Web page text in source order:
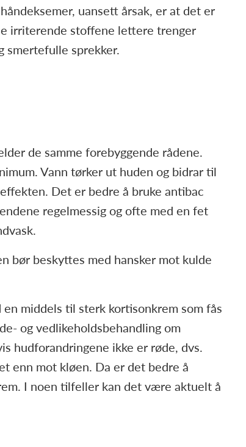
uansett årsak, er at det er
irriterende stoffene lettere trenger
smertefulle sprekker.
de samme forebyggende rådene.
Vann tørker ut huden og bidrar til
Det er bedre å bruke antibac
regelmessig og ofte med en fet
bør beskyttes med hansker mot kulde
middels til sterk kortisonkrem som fås
og vedlikeholdsbehandling om
hudforandringene ikke er røde, dvs.
enn mot kløen. Da er det bedre å
I noen tilfeller kan det være aktuelt å